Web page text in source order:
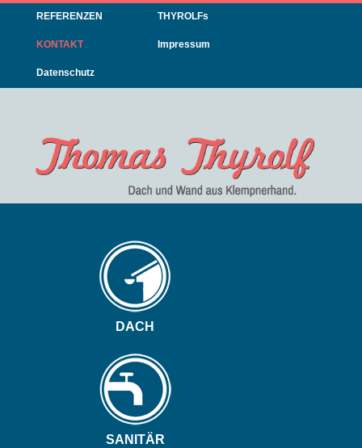
überspringen
REFERENZEN THYROLFs
KONTAKT Impressum
Datenschutz
DACH
SANITÄR